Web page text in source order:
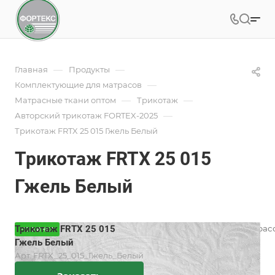
Главная — Продукты —
Комплектующие для матрасов —
Матрасные ткани оптом — Трикотаж —
Авторский трикотаж FORTEX-2025 —
Трикотаж FRTX 25 015 Гжель Белый
Трикотаж FRTX 25 015
Гжель Белый
Трикотаж FRTX 25 015
Гжель Белый
Арт.FRTX_25_015_Гжель_Белый
НОВИНКА
Вязаный трикотаж для
разнообразием дизайнов.
Подробности